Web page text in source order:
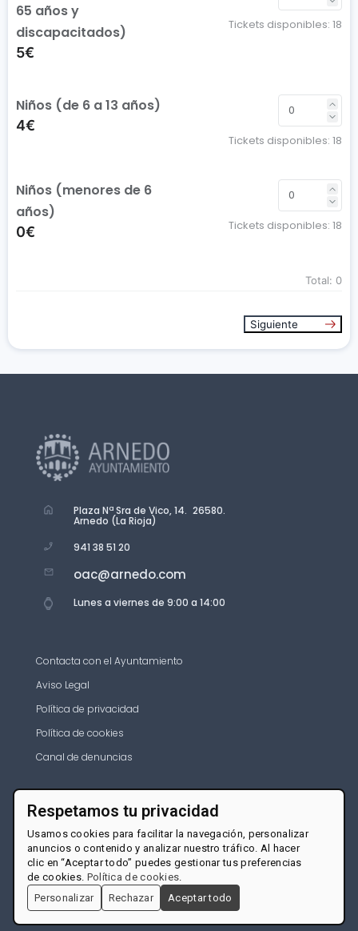
65 años y
discapacitados)
5€
Tickets disponibles: 18
Niños (de 6 a 13 años)
4€
Tickets disponibles: 18
Niños (menores de 6
años)
0€ Tickets disponibles: 18
Total: 0
Siguiente
Plaza Nª Sra de Vico, 14. 26580.
Arnedo (La Rioja)
941 38 51 20
oac@arnedo.com
Lunes a viernes de 9:00 a 14:00
Contacta con el Ayuntamiento
Aviso Legal
Política de privacidad
Política de cookies
Canal de denuncias
Respetamos tu privacidad
Usamos cookies para facilitar la navegación, personalizar
anuncios o contenido y analizar nuestro tráfico. Al hacer
clic en “Aceptar todo” puedes gestionar tus preferencias
de cookies. Política de cookies.
Personalizar
Rechazar Aceptar todo